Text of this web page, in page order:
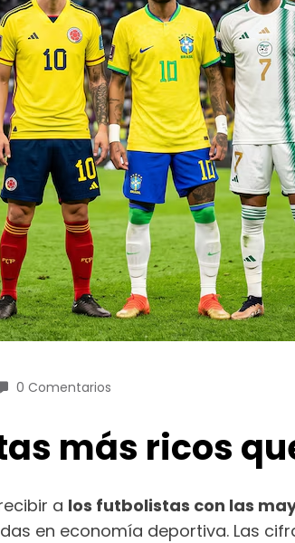
0 Comentarios
más ricos
a los futbolistas con las
en economía deportiva. Las